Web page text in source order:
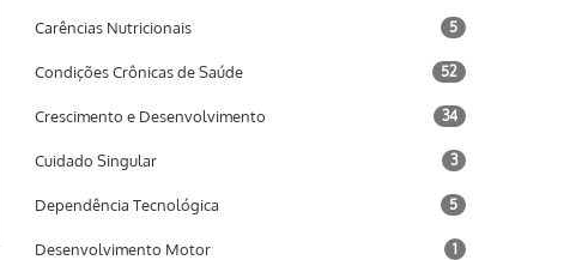
Carências Nutricionais 5
Condições Crônicas de Saúde 52
Crescimento e Desenvolvimento 34
Cuidado Singular 3
Dependência Tecnológica 5
Desenvolvimento Motor 1